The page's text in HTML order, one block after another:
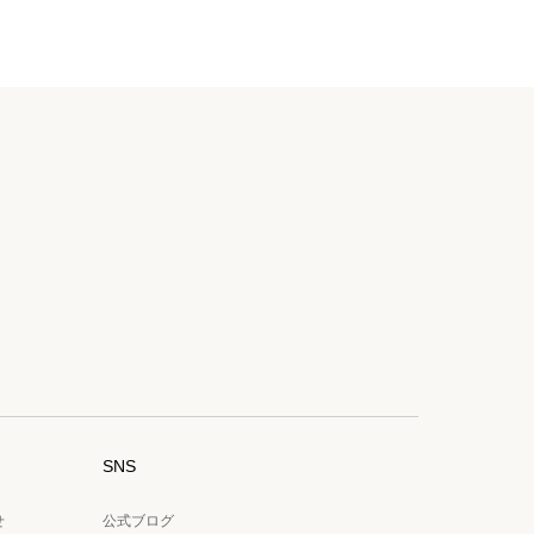
SNS
公式ブログ